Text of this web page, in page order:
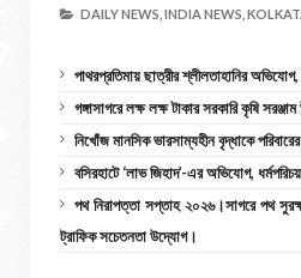
DAILY NEWS, INDIA NEWS,
পাথরপ্রতিমায় ছাত্রীর শ্লীলতাহানির
গঙ্গাসাগরে লক্ষ লক্ষ টাকার সরকারি কৃষি
নিখোঁজ মানসিক ভারসাম্যহীন বৃদ্ধাকে
বসিরহাটে ‘লাভ জিহাদ’-এর অভিযোগ,
পথ নিরাপত্তা সপ্তাহ ২০২৬।সাগরে পথ
ট্রাফিক সচেতনতা উদ্যোগ।